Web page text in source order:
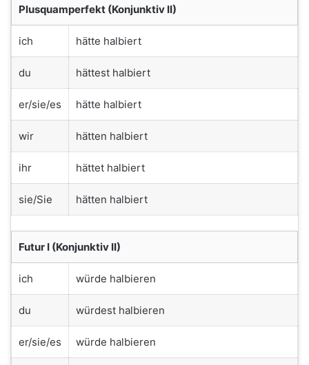
Plusquamperfekt (Konjunktiv II)
ich hätte halbiert
du hättest halbiert
er/sie/es hätte halbiert
wir hätten halbiert
ihr hättet halbiert
sie/Sie hätten halbiert
Futur I (Konjunktiv II)
ich würde halbieren
du würdest halbieren
er/sie/es würde halbieren